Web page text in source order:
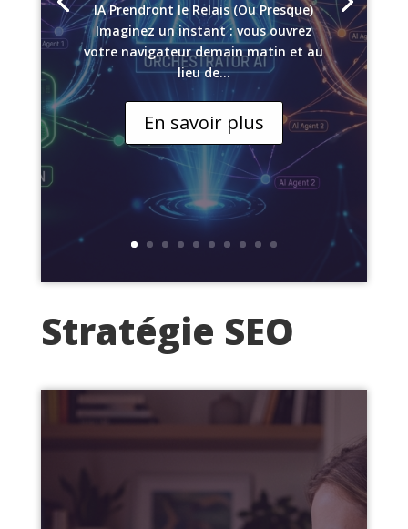
IA Prendront le Relais (Ou Presque)
Imaginez un instant : vous ouvrez
votre navigateur demain matin et au
lieu de...
En savoir plus
Stratégie SEO